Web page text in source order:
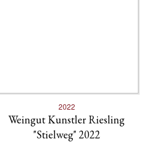
2022
Weingut Kunstler Riesling
"Stielweg" 2022